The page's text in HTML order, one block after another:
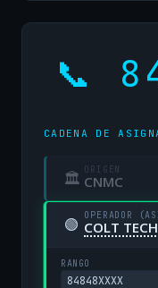
📞
CADENA DE
🏛 ORIGEN
CNMC
🟢 OPERADOR
RANGO
84848XXXX